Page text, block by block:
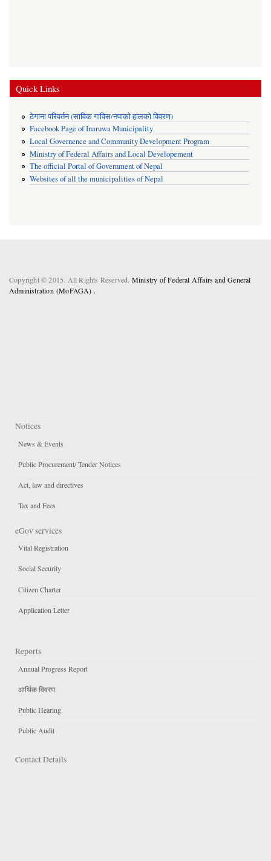
Quick Links
ठेगाना परिवर्तन (साविक गाविस/नपाको हालको विवरण)
Facebook Page of Inaruwa Municipality
Local Governence and Community Development Program
Ministry of Federal Affairs and Local Developement
The official Portal of Government of Nepal
Websites of all the municipalities of Nepal
Copyright © 2015. All Rights Reserved. Ministry of Federal Affairs and General
Administration (MoFAGA) .
Notices
News & Events
Public Procurement/ Tender Notices
Act, law and directives
Tax and Fees
eGov services
Vital Registration
Social Security
Citizen Charter
Application Letter
Reports
Annual Progress Report
आर्थिक विवरण
Public Hearing
Public Audit
Contact Details